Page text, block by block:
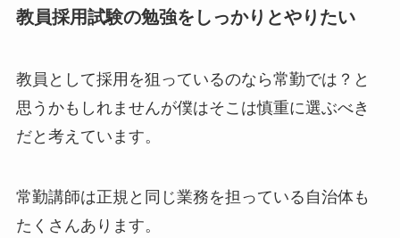
教員採用試験の勉強をしっかりとやりたい
教員として採用を狙っているのなら常勤では？と
思うかもしれませんが僕はそこは慎重に選ぶべき
だと考えています。
常勤講師は正規と同じ業務を担っている自治体も
たくさんあります。